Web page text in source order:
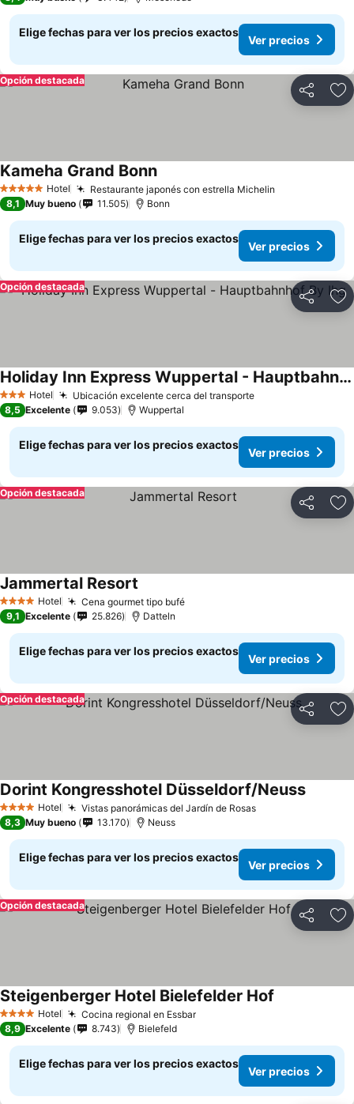
Elige fechas para ver los precios exactos
Ver precios
Compartir
Opción destacada
5 Estrellas Hotel Restaurante japonés con estrella Michelin
Kameha Grand BonnVer precios
8,1 Muy bueno 11.505 Bonn
Elige fechas para ver los precios exactos
Ver precios
Compartir
Opción destacada
3 Estrellas
Hotel Ubicación excelente cerca del transporteVer precios
Holiday Inn Express Wuppertal - Hauptbahnhof By Ihg
Ver precios
8,5 Excelente 9.053 Wuppertal
Elige fechas para ver los precios exactos
Ver precios
Compartir
Opción destacada
4 EstrellasHotel Cena gourmet tipo buféVer precios
Jammertal Resort
9,1 Excelente 25.826 Datteln
Elige fechas para ver los precios exactos
Ver precios
Compartir
Opción destacada
4 EstrellasHotel Vistas panorámicas del Jardín de RosasVer precios
Dorint Kongresshotel Düsseldorf/NeussVer
8,3 Muy bueno 13.170 Neuss
Elige fechas para ver los precios exactos
Ver precios
Compartir
Opción destacada
4 EstrellasHotel Cocina regional en EssbarVer precios
Steigenberger Hotel Bielefelder Hof
8,9 Excelente 8.743 Bielefeld
Elige fechas para ver los precios exactos
Ver precios